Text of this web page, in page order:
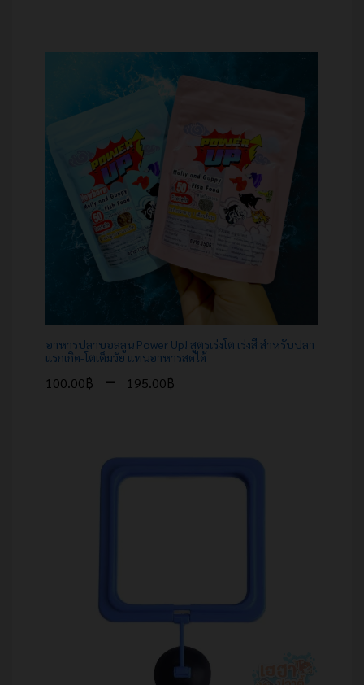
อาหารปลาบอลลูน Power Up! สูตรเร่งโต เร่งสี สำหรับปลา
แรกเกิด-โตเต็มวัย แทนอาหารสดได้
100.00฿ – 195.00฿